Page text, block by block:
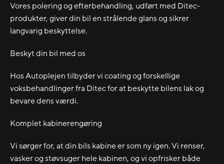
Vores polering og efterbehandling, udført med Ditec-
produkter, giver din bil en strålende glans og sikrer
langvarig beskyttelse.
Beskyt din bil med os
Hos Autoplejen tilbyder vi coating og forskellige
voksbehandlinger fra Ditec for at beskytte bilens lak og
bevare dens værdi.
Komplet kabinerengøring
Vi sørger for, at din bils kabine er som ny igen. Vi renser,
vasker og støvsuger hele kabinen, og vi opfrisker både